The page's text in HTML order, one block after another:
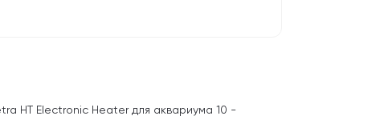
HT Electronic Heater для аквариума 10 -